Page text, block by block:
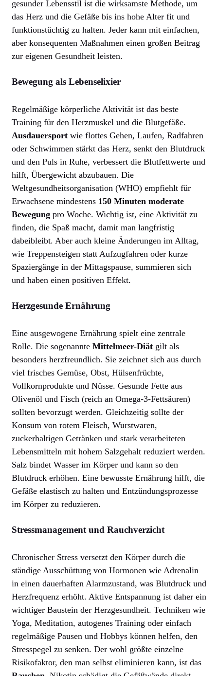
gesunder Lebensstil ist die wirksamste Methode, um
das Herz und die Gefäße bis ins hohe Alter fit und
funktionstüchtig zu halten. Jeder kann mit einfachen,
aber konsequenten Maßnahmen einen großen Beitrag
zur eigenen Gesundheit leisten.
Bewegung als Lebenselixier
Regelmäßige körperliche Aktivität ist das beste
Training für den Herzmuskel und die Blutgefäße.
Ausdauersport wie flottes Gehen, Laufen, Radfahren
oder Schwimmen stärkt das Herz, senkt den Blutdruck
und den Puls in Ruhe, verbessert die Blutfettwerte und
hilft, Übergewicht abzubauen. Die
Weltgesundheitsorganisation (WHO) empfiehlt für
Erwachsene mindestens 150 Minuten moderate
Bewegung pro Woche. Wichtig ist, eine Aktivität zu
finden, die Spaß macht, damit man langfristig
dabeibleibt. Aber auch kleine Änderungen im Alltag,
wie Treppensteigen statt Aufzugfahren oder kurze
Spaziergänge in der Mittagspause, summieren sich
und haben einen positiven Effekt.
Herzgesunde Ernährung
Eine ausgewogene Ernährung spielt eine zentrale
Rolle. Die sogenannte Mittelmeer-Diät gilt als
besonders herzfreundlich. Sie zeichnet sich aus durch
viel frisches Gemüse, Obst, Hülsenfrüchte,
Vollkornprodukte und Nüsse. Gesunde Fette aus
Olivenöl und Fisch (reich an Omega-3-Fettsäuren)
sollten bevorzugt werden. Gleichzeitig sollte der
Konsum von rotem Fleisch, Wurstwaren,
zuckerhaltigen Getränken und stark verarbeiteten
Lebensmitteln mit hohem Salzgehalt reduziert werden.
Salz bindet Wasser im Körper und kann so den
Blutdruck erhöhen. Eine bewusste Ernährung hilft, die
Gefäße elastisch zu halten und Entzündungsprozesse
im Körper zu reduzieren.
Stressmanagement und Rauchverzicht
Chronischer Stress versetzt den Körper durch die
ständige Ausschüttung von Hormonen wie Adrenalin
in einen dauerhaften Alarmzustand, was Blutdruck und
Herzfrequenz erhöht. Aktive Entspannung ist daher ein
wichtiger Baustein der Herzgesundheit. Techniken wie
Yoga, Meditation, autogenes Training oder einfach
regelmäßige Pausen und Hobbys können helfen, den
Stresspegel zu senken. Der wohl größte einzelne
Risikofaktor, den man selbst eliminieren kann, ist das